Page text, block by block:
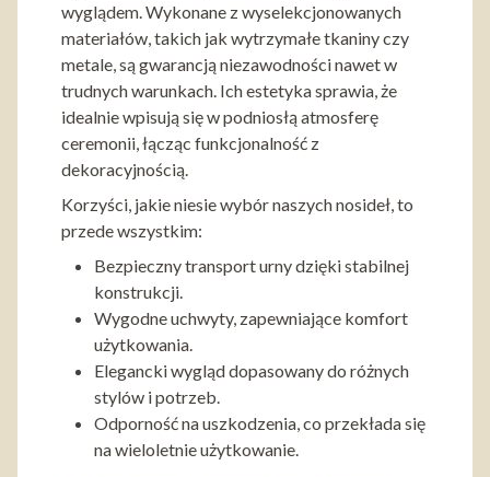
wyglądem. Wykonane z wyselekcjonowanych
materiałów, takich jak wytrzymałe tkaniny czy
metale, są gwarancją niezawodności nawet w
trudnych warunkach. Ich estetyka sprawia, że
idealnie wpisują się w podniosłą atmosferę
ceremonii, łącząc funkcjonalność z
dekoracyjnością.
Korzyści, jakie niesie wybór naszych nosideł, to
przede wszystkim:
Bezpieczny transport urny dzięki stabilnej
konstrukcji.
Wygodne uchwyty, zapewniające komfort
użytkowania.
Elegancki wygląd dopasowany do różnych
stylów i potrzeb.
Odporność na uszkodzenia, co przekłada się
na wieloletnie użytkowanie.